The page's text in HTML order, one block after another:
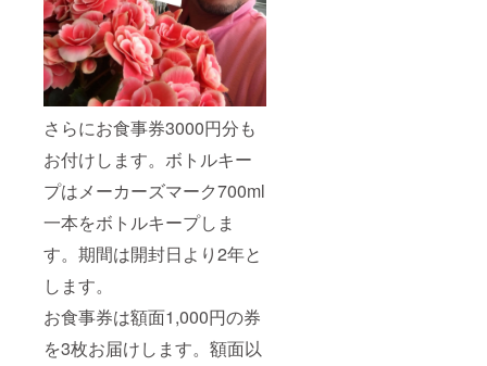
さらにお食事券3000円分も
お付けします。ボトルキー
プはメーカーズマーク700ml
一本をボトルキープしま
す。期間は開封日より2年と
します。
お食事券は額面1,000円の券
を3枚お届けします。額面以